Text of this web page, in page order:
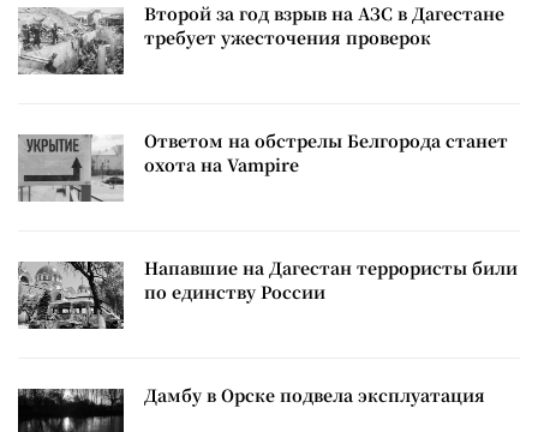
Второй за год взрыв на АЗС в Дагестане
требует ужесточения проверок
Ответом на обстрелы Белгорода станет
охота на Vampire
Напавшие на Дагестан террористы били
по единству России
Дамбу в Орске подвела эксплуатация